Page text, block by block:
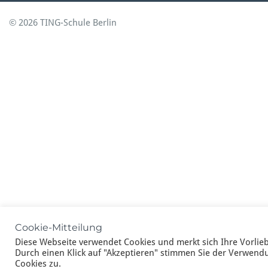
© 2026 TING-Schule Berlin
Cookie-Mitteilung
Diese Webseite verwendet Cookies und merkt sich Ihre
Durch einen Klick auf "Akzeptieren" stimmen Sie der
Cookies zu.